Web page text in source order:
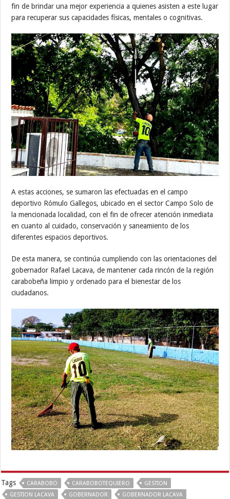
fin de brindar una mejor experiencia a quienes asisten a este lugar
para recuperar sus capacidades físicas, mentales o cognitivas.
A estas acciones, se sumaron las efectuadas en el campo
deportivo Rómulo Gallegos, ubicado en el sector Campo Solo de
la mencionada localidad, con el fin de ofrecer atención inmediata
en cuanto al cuidado, conservación y saneamiento de los
diferentes espacios deportivos.
De esta manera, se continúa cumpliendo con las orientaciones del
gobernador Rafael Lacava, de mantener cada rincón de la región
carabobeña limpio y ordenado para el bienestar de los
ciudadanos.
Tags CARABOBO CARABOBOTEQUIERO
GESTION
GESTION LACAVA
GOBERNADOR
GOBERNADOR LACAVA